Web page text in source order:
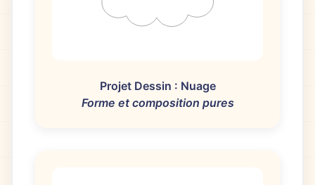
Projet Dessin : Nuage
Forme et composition pures